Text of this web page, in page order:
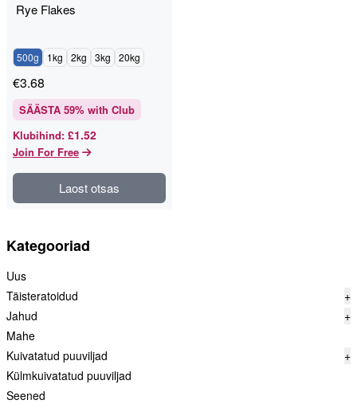
Kategooriad
Uus
Täisteratoidud
+
Jahud
+
Mahe
Kuivatatud puuviljad
+
Külmkuivatatud puuviljad
Seened
Rye Flakes
500g 1kg 2kg 3kg 20kg
€3.68
SÄÄSTA 59% with Club
Klubihind: £1.52
Join For Free
Laost otsas